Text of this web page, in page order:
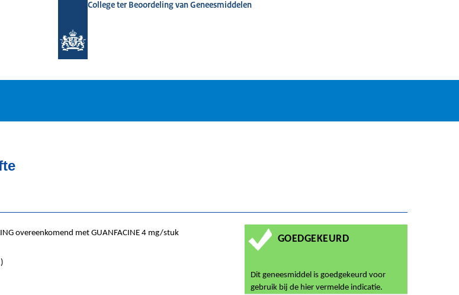
College ter Beoordeling van Geneesmiddelen
overeenkomend met GUANFACINE 4 mg/stuk
GOEDGEKEURD
Dit geneesmiddel is goedgekeurd voor
gebruik bij de hier vermelde indicatie.